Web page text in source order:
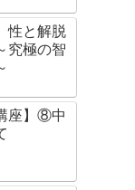
性と解脱
究極の智
座】⑧中